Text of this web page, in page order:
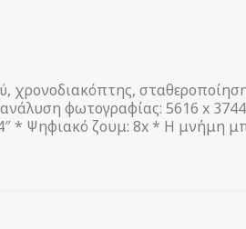
φωτογραφίας: 5616 x
* Ψηφιακό ζουμ: 8x * Η μνήμη